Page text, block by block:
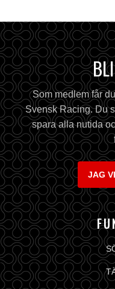
Som medlem får
Svensk Racing. Du
spara alla nutida
JAG